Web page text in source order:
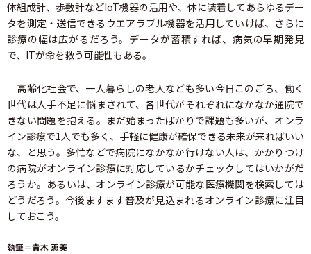
体組成計、歩数計などIoT機器の活用や、体に装着してあらゆるデー
タを測定・送信できるウエアラブル機器を活用していけば、さらに
診療の幅は広がるだろう。データが蓄積すれば、病気の早期発見
で、ITが命を救う可能性もある。
高齢化社会で、一人暮らしの老人なども多い今日このごろ、働く
世代は人手不足に悩まされて、各世代がそれぞれになかなか通院で
きない問題を抱える。まだ始まったばかりで課題も多いが、オンラ
イン診療で1人でも多く、手軽に健康が確保できる未来が来ればいい
な、と思う。多忙などで病院になかなか行けない人は、かかりつけ
の病院がオンライン診療に対応しているかチェックしてはいかがだ
ろうか。あるいは、オンライン診療が可能な医療機関を検索しては
どうだろう。今後ますます普及が見込まれるオンライン診療に注目
しておこう。
執筆＝青木 恵美